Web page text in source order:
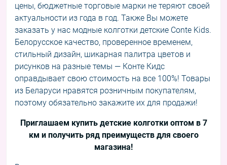
цены, бюджетные торговые марки не теряют своей
актуальности из года в год. Также Вы можете
заказать у нас модные колготки детские Conte Kids.
Белорусское качество, проверенное временем,
стильный дизайн, шикарная палитра цветов и
рисунков на разные темы — Конте Кидс
оправдывает свою стоимость на все 100%! Товары
из Беларуси нравятся розничным покупателям,
поэтому обязательно закажите их для продажи!
Приглашаем купить детские колготки оптом в 7
км и получить ряд преимуществ для своего
магазина!